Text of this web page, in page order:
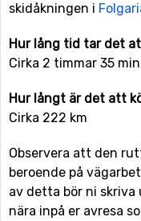
skidåkningen i
Hur lång tid tar det
Cirka 2 timmar 35 min
Hur långt är det att
Cirka 222 km
Observera att den
beroende på
av detta bör ni
nära inpå er avresa